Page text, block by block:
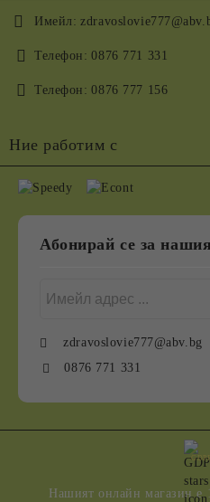
Имейл:
Телефон: 0876 771 331
Телефон: 0876 777 156
Ние работим с
Абонирай се за
zdravoslovie777@abv.bg
0876 771 331
Нашият онлайн магазин е